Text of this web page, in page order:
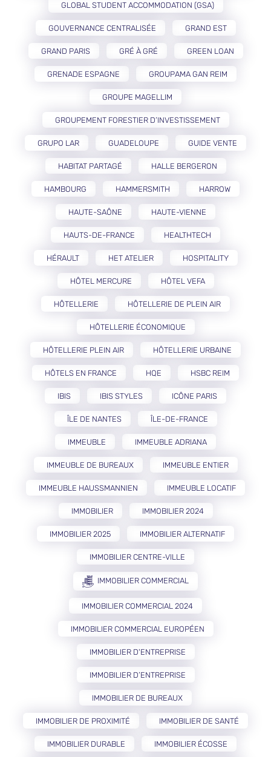
GLOBAL STUDENT ACCOMMODATION (GSA)
GOUVERNANCE CENTRALISÉE GRAND EST
GRAND PARIS GRÉ À GRÉ GREEN LOAN
GRENADE ESPAGNE GROUPAMA GAN REIM
GROUPE MAGELLIM
GROUPEMENT FORESTIER D’INVESTISSEMENT
GRUPO LAR GUADELOUPE GUIDE VENTE
HABITAT PARTAGÉ HALLE BERGERON
HAMBOURG HAMMERSMITH HARROW
HAUTE-SAÔNE HAUTE-VIENNE
HAUTS-DE-FRANCE HEALTHTECH
HÉRAULT HET ATELIER HOSPITALITY
HÔTEL MERCURE HÔTEL VEFA
HÔTELLERIE HÔTELLERIE DE PLEIN AIR
HÔTELLERIE ÉCONOMIQUE
HÔTELLERIE PLEIN AIR HÔTELLERIE URBAINE
HÔTELS EN FRANCE HQE HSBC REIM
IBIS IBIS STYLES ICÔNE PARIS
ÎLE DE NANTES ÎLE-DE-FRANCE
IMMEUBLE IMMEUBLE ADRIANA
IMMEUBLE DE BUREAUX IMMEUBLE ENTIER
IMMEUBLE HAUSSMANNIEN IMMEUBLE LOCATIF
IMMOBILIER IMMOBILIER 2024
IMMOBILIER 2025 IMMOBILIER ALTERNATIF
IMMOBILIER CENTRE-VILLE
IMMOBILIER COMMERCIAL
IMMOBILIER COMMERCIAL 2024
IMMOBILIER COMMERCIAL EUROPÉEN
IMMOBILIER D'ENTREPRISE
IMMOBILIER D’ENTREPRISE
IMMOBILIER DE BUREAUX
IMMOBILIER DE PROXIMITÉ IMMOBILIER DE SANTÉ
IMMOBILIER DURABLE IMMOBILIER ÉCOSSE